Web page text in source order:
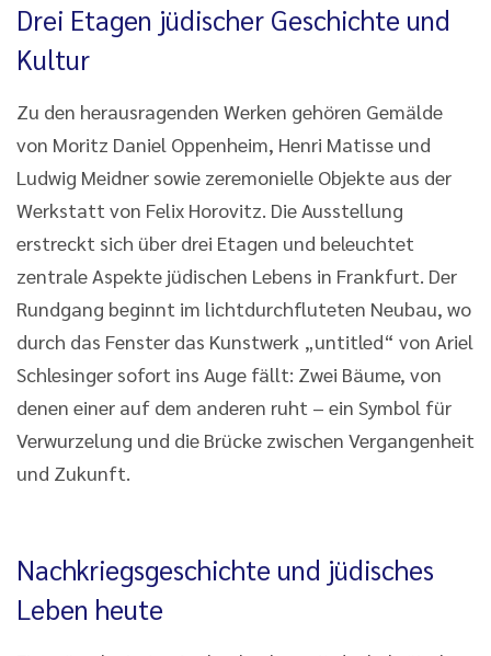
Drei Etagen jüdischer Geschichte und
Kultur
Zu den herausragenden Werken gehören Gemälde
von Moritz Daniel Oppenheim, Henri Matisse und
Ludwig Meidner sowie zeremonielle Objekte aus der
Werkstatt von Felix Horovitz. Die Ausstellung
erstreckt sich über drei Etagen und beleuchtet
zentrale Aspekte jüdischen Lebens in Frankfurt. Der
Rundgang beginnt im lichtdurchfluteten Neubau, wo
durch das Fenster das Kunstwerk „untitled“ von Ariel
Schlesinger sofort ins Auge fällt: Zwei Bäume, von
denen einer auf dem anderen ruht – ein Symbol für
Verwurzelung und die Brücke zwischen Vergangenheit
und Zukunft.
Nachkriegsgeschichte und jüdisches
Leben heute